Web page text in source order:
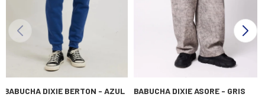
BABUCHA DIXIE BERTON - AZUL BABUCHA DIXIE ASORE - GRIS